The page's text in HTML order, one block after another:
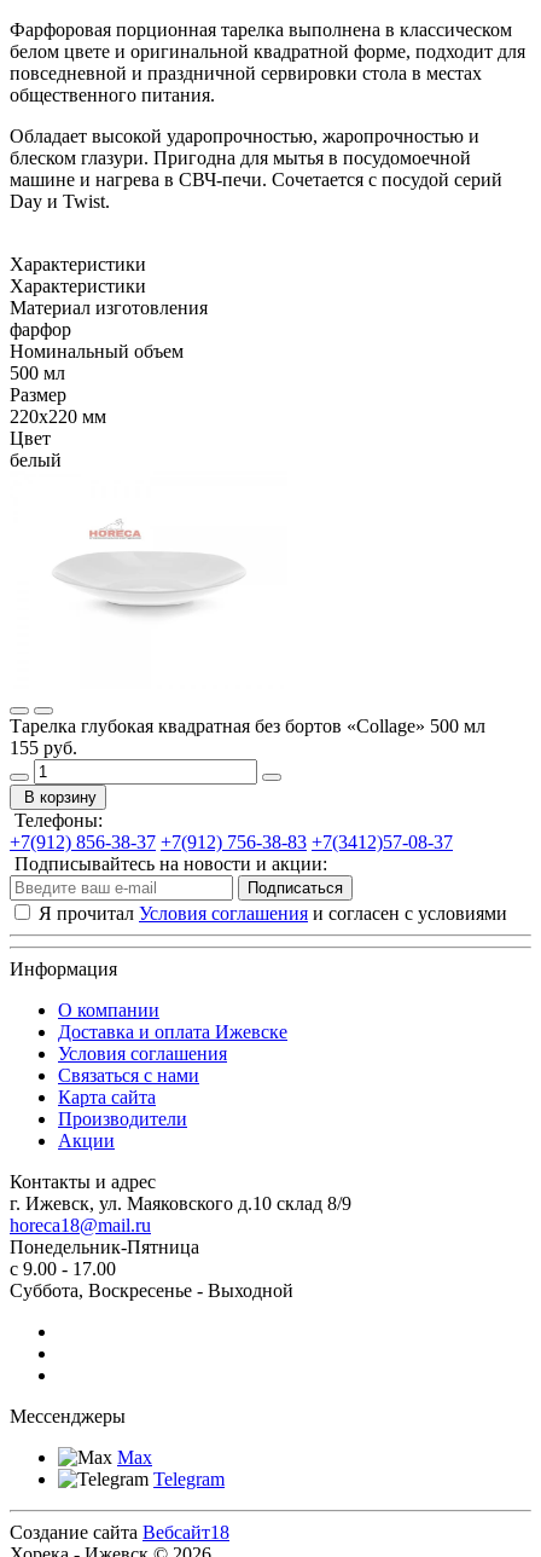
Фарфоровая порционная тарелка выполнена в классическом
белом цвете и оригинальной квадратной форме, подходит для
повседневной и праздничной сервировки стола в местах
общественного питания.
Обладает высокой ударопрочностью, жаропрочностью и
блеском глазури. Пригодна для мытья в посудомоечной
машине и нагрева в СВЧ-печи. Сочетается с посудой серий
Day и Twist.
Характеристики
Характеристики
Материал изготовления
фарфор
Номинальный объем
500 мл
Размер
220х220 мм
Цвет
белый
Тарелка глубокая квадратная без бортов «Collage» 500 мл
155 руб.
В корзину
Телефоны:
+7(912) 856-38-37 +7(912) 756-38-83 +7(3412)57-08-37
Подписывайтесь на новости и акции:
Подписаться
Я прочитал Условия соглашения и согласен с условиями
Информация
О компании
Доставка и оплата Ижевске
Условия соглашения
Связаться с нами
Карта сайта
Производители
Акции
Контакты и адрес
г. Ижевск, ул. Маяковского д.10 склад 8/9
horeca18@mail.ru
Понедельник-Пятница
с 9.00 - 17.00
Суббота, Воскресенье - Выходной
Мессенджеры
Max
Telegram
Создание сайта Вебсайт18